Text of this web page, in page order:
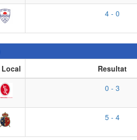
4 - 0
Local Resultat
0 - 3
5 - 4